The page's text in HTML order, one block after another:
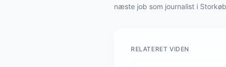
næste job som journalist i
RELATERET VIDEN